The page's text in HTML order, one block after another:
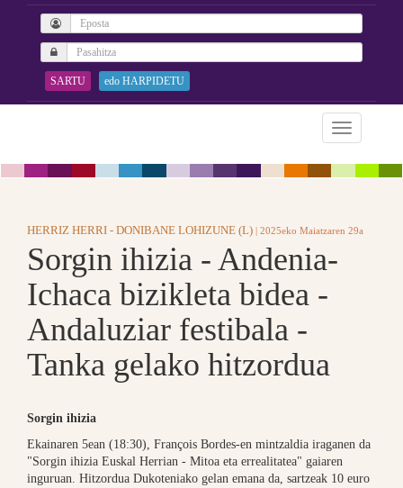
SARTU edo HARPIDETU
HERRIZ HERRI - DONIBANE LOHIZUNE (L) | 2025eko Maiatzaren 29a
Sorgin ihizia - Andenia-
Ichaca bizikleta bidea -
Andaluziar festibala -
Tanka gelako hitzordua
Sorgin ihizia
Ekainaren 5ean (18:30), François Bordes-en mintzaldia iraganen da
"Sorgin ihizia Euskal Herrian - Mitoa eta errealitatea" gaiaren
inguruan. Hitzordua Dukoteniako gelan emana da, sartzeak 10 euro